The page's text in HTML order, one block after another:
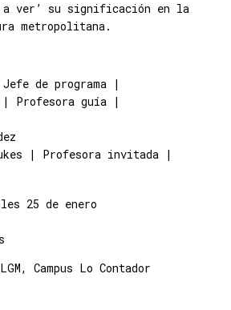
a ver’ su significación en la
metropolitana.
de programa |
| Profesora guía |
| Profesora invitada |
25 de enero
Campus Lo Contador